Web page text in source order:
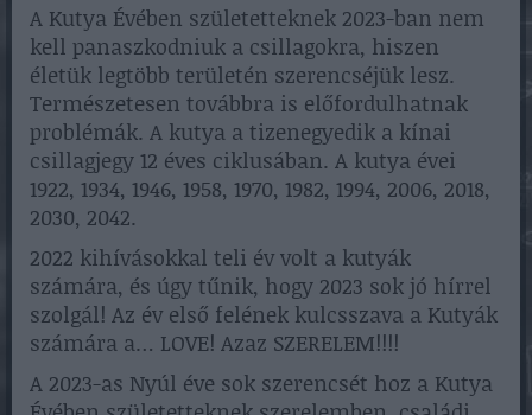
A Kutya Évében születetteknek 2023-ban nem
kell panaszkodniuk a csillagokra, hiszen
életük legtöbb területén szerencséjük lesz.
Természetesen továbbra is előfordulhatnak
problémák. A kutya a tizenegyedik a kínai
csillagjegy 12 éves ciklusában. A kutya évei
1922, 1934, 1946, 1958, 1970, 1982, 1994, 2006, 2018,
2030, 2042.
2022 kihívásokkal teli év volt a kutyák
számára, és úgy tűnik, hogy 2023 sok jó hírrel
szolgál! Az év első felének kulcsszava a Kutyák
számára a… LOVE! Azaz SZERELEM!!!!
A 2023-as Nyúl éve sok szerencsét hoz a Kutya